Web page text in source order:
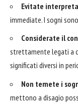
Evitate
immediate. I sogni
Considerate il
strettamente legati a
significati diversi in
Non temete i
mettono a disagio